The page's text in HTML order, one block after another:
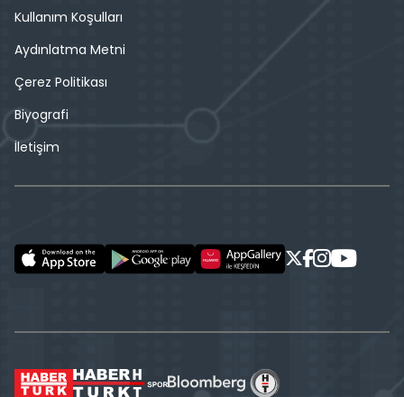
Kullanım Koşulları
Aydınlatma Metni
Çerez Politikası
Biyografi
İletişim